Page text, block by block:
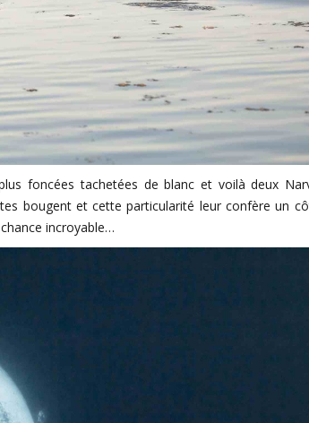
foncées tachetées de blanc et voilà deux
bougent et cette particularité leur confère un
incroyable…